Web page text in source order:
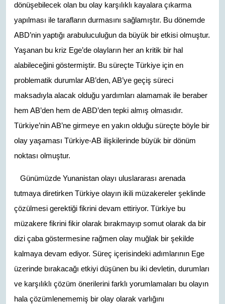
dönüşebilecek olan bu olay karşılıklı kayalara çıkarma
yapılması ile tarafların durmasını sağlamıştır. Bu dönemde
ABD’nin yaptığı arabuluculuğun da büyük bir etkisi olmuştur.
Yaşanan bu kriz Ege’de olayların her an kritik bir hal
alabileceğini göstermiştir. Bu süreçte Türkiye için en
problematik durumlar AB’den, AB’ye geçiş süreci
maksadıyla alacak olduğu yardımları alamamak ile beraber
hem AB’den hem de ABD’den tepki almış olmasıdır.
Türkiye’nin AB’ne girmeye en yakın olduğu süreçte böyle bir
olay yaşaması Türkiye-AB ilişkilerinde büyük bir dönüm
noktası olmuştur.
Günümüzde Yunanistan olayı uluslararası arenada
tutmaya diretirken Türkiye olayın ikili müzakereler şeklinde
çözülmesi gerektiği fikrini devam ettiriyor. Türkiye bu
müzakere fikrini fikir olarak bırakmayıp somut olarak da bir
dizi çaba göstermesine rağmen olay muğlak bir şekilde
kalmaya devam ediyor. Süreç içerisindeki adımlarının Ege
üzerinde bırakacağı etkiyi düşünen bu iki devletin, durumları
ve karşılıklı çözüm önerilerini farklı yorumlamaları bu olayın
hala çözümlenememiş bir olay olarak varlığını